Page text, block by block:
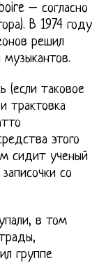
– согласно
В 1974 году
решил
(если таковое
трактовка
этого
сидит ученый
со
в том
группе